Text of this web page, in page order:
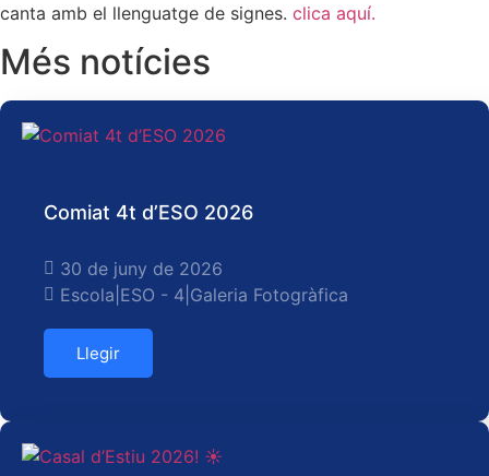
canta amb el llenguatge de signes. clica aquí.
Més notícies
Comiat 4t d’ESO 2026
30 de juny de 2026
Escola ESO - 4 Galeria Fotogràfica
Llegir